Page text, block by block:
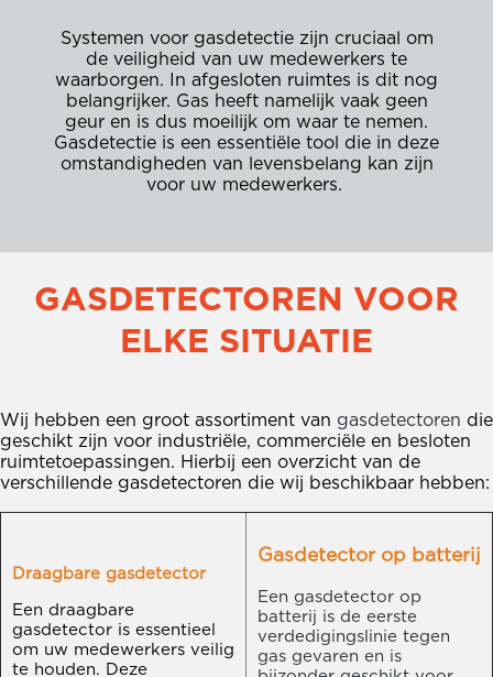
Systemen voor gasdetectie zijn cruciaal om
de veiligheid van uw medewerkers te
waarborgen. In afgesloten ruimtes is dit nog
belangrijker. Gas heeft namelijk vaak geen
geur en is dus moeilijk om waar te nemen.
Gasdetectie is een essentiële tool die in deze
omstandigheden van levensbelang kan zijn
voor uw medewerkers.
GASDETECTOREN VOOR
ELKE SITUATIE
Wij hebben een groot assortiment van gasdetectoren die
geschikt zijn voor industriële, commerciële en besloten
ruimtetoepassingen. Hierbij een overzicht van de
verschillende gasdetectoren die wij beschikbaar hebben:
Draagbare gasdetector
Een draagbare
gasdetector is essentieel
om uw medewerkers veilig
te houden. Deze
Gasdetector op batterij
Een gasdetector op
batterij is de eerste
verdedigingslinie tegen
gas gevaren en is